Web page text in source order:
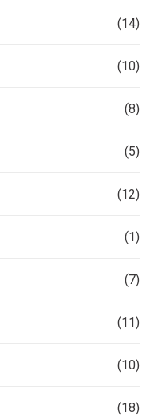
(14)
(10)
(8)
(5)
(12)
(1)
(7)
(11)
(10)
(18)